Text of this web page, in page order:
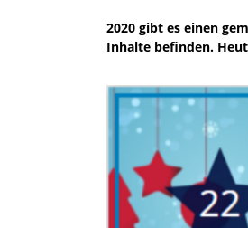
2020 gibt es einen
Inhalte befinden.